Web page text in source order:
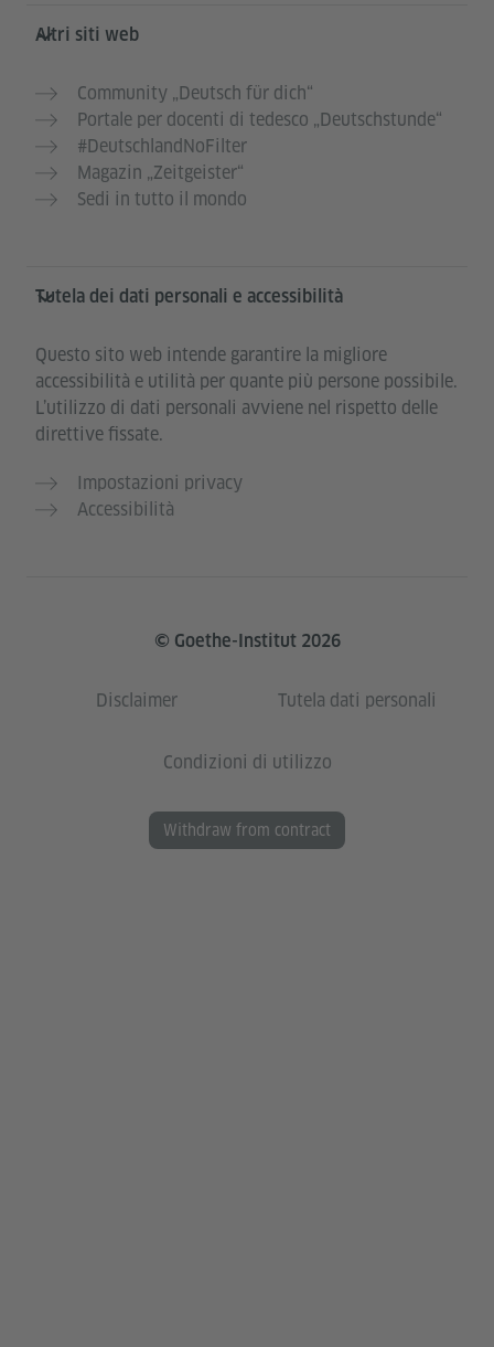
Altri siti web
Community „Deutsch für dich“
Portale per docenti di tedesco „Deutschstunde“
#DeutschlandNoFilter
Magazin „Zeitgeister“
Sedi in tutto il mondo
Tutela dei dati personali e accessibilità
Questo sito web intende garantire la migliore
accessibilità e utilità per quante più persone possibile.
L’utilizzo di dati personali avviene nel rispetto delle
direttive fissate.
Impostazioni privacy
Accessibilità
© Goethe-Institut 2026
Disclaimer Tutela dati personali
Condizioni di utilizzo
Withdraw from contract